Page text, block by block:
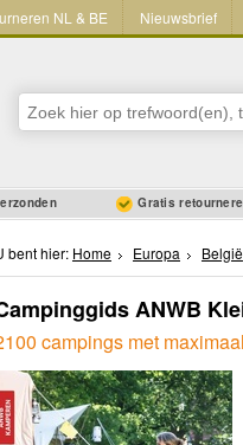
NL & BE Nieuwsbrief
Gratis
bent hier: Home Europa België
ANWB
campings met